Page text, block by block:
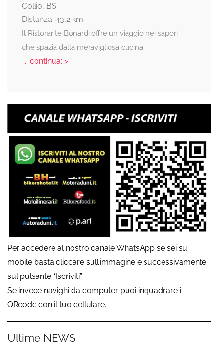
Collio, BS
Distanza: 43,2 km
Il Ristorante Bonardi offre un viaggio nei sapori
che spazia dalla meravigliosa cucina
... continua: >
Per accedere al nostro canale WhatsApp se sei su
mobile basta cliccare sull’immagine e successivamente
sul pulsante “Iscriviti”.
Se invece navighi da computer puoi inquadrare il
QRcode con il tuo cellulare.
Ultime NEWS